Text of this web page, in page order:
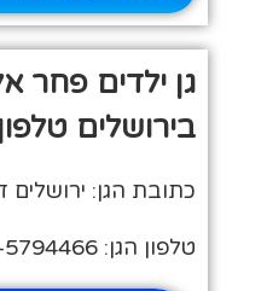
בירושלים טלפון
כתובת הגן: ירושלים
טלפון הגן: 02-5794466